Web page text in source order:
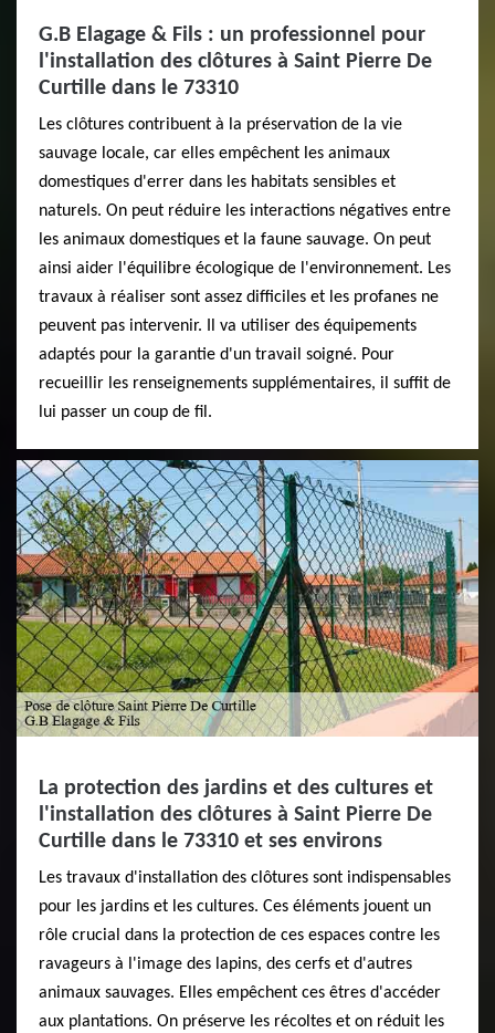
G.B Elagage & Fils : un professionnel pour
l'installation des clôtures à Saint Pierre De
Curtille dans le 73310
Les clôtures contribuent à la préservation de la vie
sauvage locale, car elles empêchent les animaux
domestiques d'errer dans les habitats sensibles et
naturels. On peut réduire les interactions négatives entre
les animaux domestiques et la faune sauvage. On peut
ainsi aider l'équilibre écologique de l'environnement. Les
travaux à réaliser sont assez difficiles et les profanes ne
peuvent pas intervenir. Il va utiliser des équipements
adaptés pour la garantie d'un travail soigné. Pour
recueillir les renseignements supplémentaires, il suffit de
lui passer un coup de fil.
La protection des jardins et des cultures et
l'installation des clôtures à Saint Pierre De
Curtille dans le 73310 et ses environs
Les travaux d'installation des clôtures sont indispensables
pour les jardins et les cultures. Ces éléments jouent un
rôle crucial dans la protection de ces espaces contre les
ravageurs à l'image des lapins, des cerfs et d'autres
animaux sauvages. Elles empêchent ces êtres d'accéder
aux plantations. On préserve les récoltes et on réduit les